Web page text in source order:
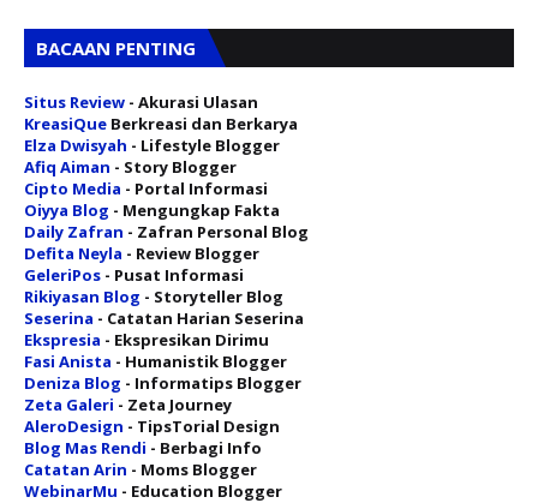
BACAAN PENTING
Situs Review - Akurasi Ulasan
KreasiQue Berkreasi dan Berkarya
Elza Dwisyah - Lifestyle Blogger
Afiq Aiman - Story Blogger
Cipto Media - Portal Informasi
Oiyya Blog - Mengungkap Fakta
Daily Zafran - Zafran Personal Blog
Defita Neyla - Review Blogger
GeleriPos - Pusat Informasi
Rikiyasan Blog - Storyteller Blog
Seserina - Catatan Harian Seserina
Ekspresia - Ekspresikan Dirimu
Fasi Anista - Humanistik Blogger
Deniza Blog - Informatips Blogger
Zeta Galeri - Zeta Journey
AleroDesign - TipsTorial Design
Blog Mas Rendi - Berbagi Info
Catatan Arin - Moms Blogger
WebinarMu - Education Blogger